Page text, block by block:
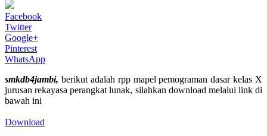
Facebook
Twitter
Google+
Pinterest
WhatsApp
smkdb4jambi, berikut adalah rpp mapel pemograman dasar kelas X
jurusan rekayasa perangkat lunak, silahkan download melalui link di
bawah ini
Download